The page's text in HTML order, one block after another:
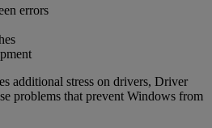
errors
additional stress on drivers, Driver
problems that prevent Windows from